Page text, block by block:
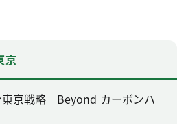
京
東京戦略 Beyond カーボンハ